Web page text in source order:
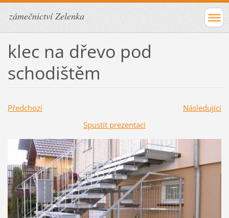
zámečnictví Zelenka
klec na dřevo pod
schodištěm
Předchozí
Následující
Spustit prezentaci